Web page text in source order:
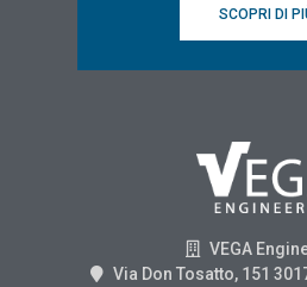
SCOPRI DI
VEGA
Via Don Tosatto, 151